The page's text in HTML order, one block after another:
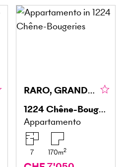
RARO, GRANDE E TRANQUILLO
1224Chêne-Bougeries
Appartamento
7 170m2